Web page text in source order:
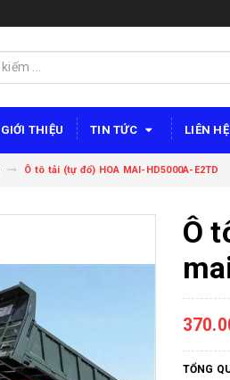
GIỚI THIỆU TIN TỨC LIÊN HỆ
Ô tô tải (tự đổ) HOA MAI-HD5000A-E2TD
Ô
TỔNG